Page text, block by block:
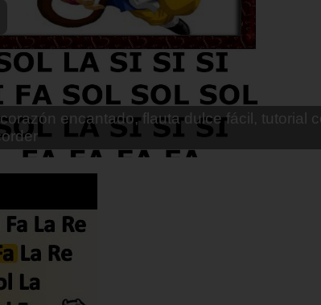
Notas para flauta (ES): Los caminos de la vida